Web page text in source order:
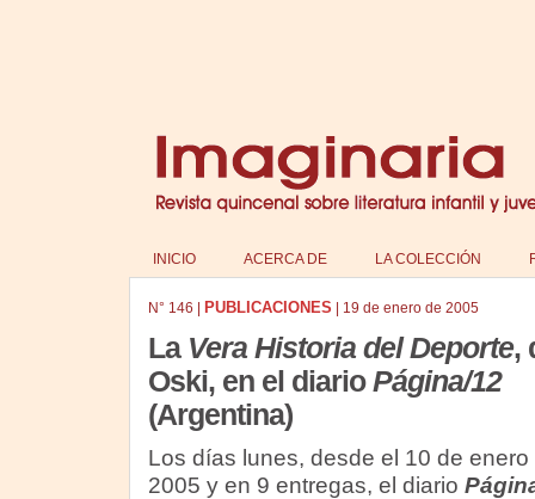
INICIO ACERCA DE LA COLECCIÓN
N° 146 PUBLICACIONES 19 de enero de 2005
La Vera Historia del Deporte,
Oski, en el diarioPágina/12
(Argentina)
Los días lunes, desde el 10 de enero
2005 y en 9 entregas, el diario